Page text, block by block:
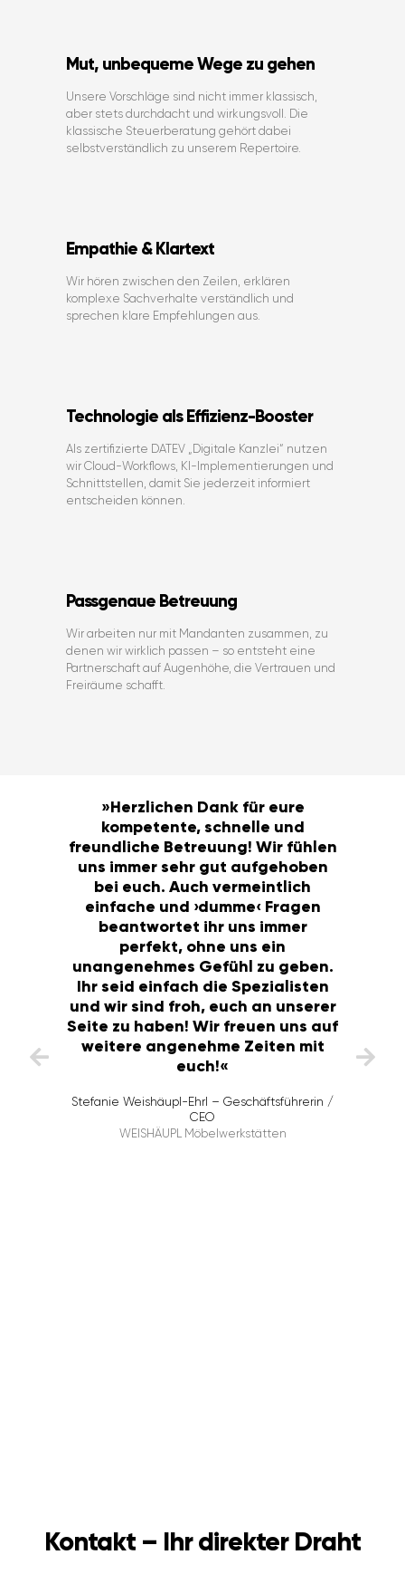
Mut, unbequeme Wege zu gehen
Unsere Vorschläge sind nicht immer klassisch,
aber stets durchdacht und wirkungsvoll. Die
klassische Steuerberatung gehört dabei
selbstverständlich zu unserem Repertoire.
Empathie & Klartext
Wir hören zwischen den Zeilen, erklären
komplexe Sachverhalte verständlich und
sprechen klare Empfehlungen aus.
Technologie als Effizienz-Booster
Als zertifizierte DATEV „Digitale Kanzlei“ nutzen
wir Cloud-Workflows, KI-Implementierungen und
Schnittstellen, damit Sie jederzeit informiert
entscheiden können.
Passgenaue Betreuung
Wir arbeiten nur mit Mandanten zusammen, zu
denen wir wirklich passen – so entsteht eine
Partnerschaft auf Augenhöhe, die Vertrauen und
Freiräume schafft.
»Herzlichen Dank für eure
kompetente, schnelle und
freundliche Betreuung! Wir fühlen
uns immer sehr gut aufgehoben
bei euch. Auch vermeintlich
einfache und ›dumme‹ Fragen
beantwortet ihr uns immer
perfekt, ohne uns ein
unangenehmes Gefühl zu geben.
Ihr seid einfach die Spezialisten
und wir sind froh, euch an unserer
Seite zu haben! Wir freuen uns auf
weitere angenehme Zeiten mit
euch!«
Stefanie Weishäupl-Ehrl – Geschäftsführerin /
CEO
WEISHÄUPL Möbelwerkstätten
Kontakt – Ihr direkter Draht